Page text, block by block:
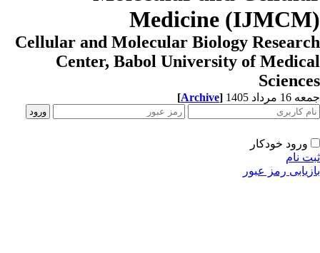
Medicine
Cellular and Molecular Biology
Center, Babol University of
مرداد 1405 [Archive]
ورود خودکار
نام
رمز عبور